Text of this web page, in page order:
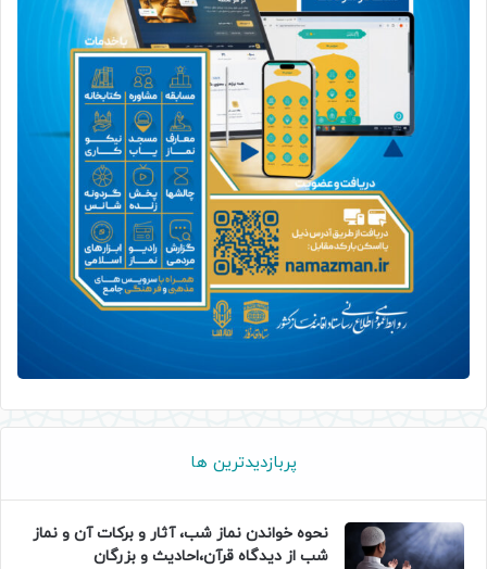
پربازدیدترین ها
نحوه خواندن نماز شب، آثار و برکات آن و نماز
شب از دیدگاه قرآن،احادیث و بزرگان